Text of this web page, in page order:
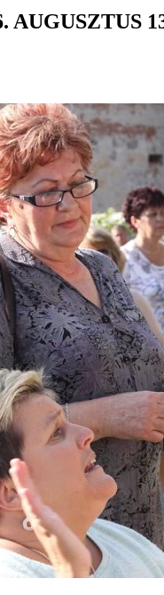
AUGUSZTUS